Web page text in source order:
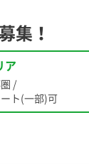
集！
ア
/
ート(一部)可